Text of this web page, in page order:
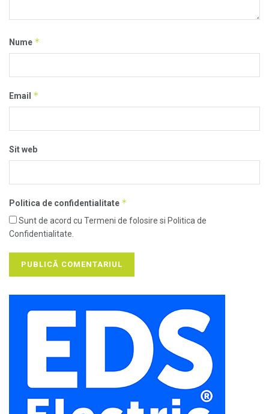
Nume *
Email *
Sit web
Politica de confidentialitate *
Sunt de acord cu Termeni de folosire si Politica de
Confidentialitate.